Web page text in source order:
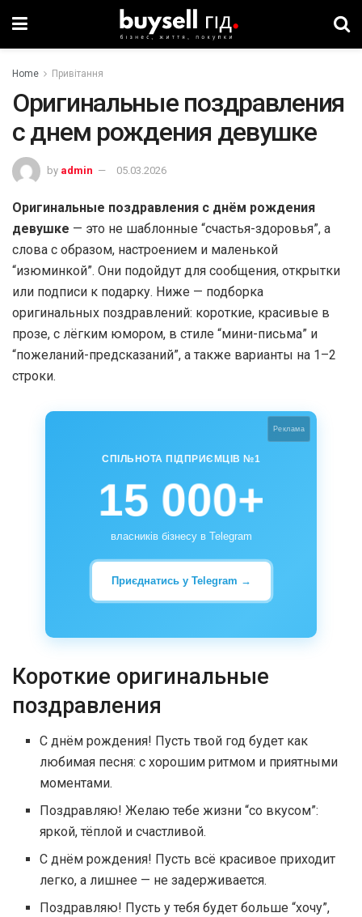
Home Привітання
Оригинальные поздравления
с днем рождения девушке
by admin 05.03.2026
Оригинальные поздравления с днём рождения
девушке — это не шаблонные “счастья-здоровья”, а
слова с образом, настроением и маленькой
“изюминкой”. Они подойдут для сообщения, открытки
или подписи к подарку. Ниже — подборка
оригинальных поздравлений: короткие, красивые в
прозе, с лёгким юмором, в стиле “мини-письма” и
“пожеланий-предсказаний”, а также варианты на 1–2
строки.
Реклама
СПІЛЬНОТА ПІДПРИЄМЦІВ №1
15 000+
власників бізнесу в Telegram
Приєднатись у Telegram →
Короткие оригинальные
поздравления
С днём рождения! Пусть твой год будет как
любимая песня: с хорошим ритмом и приятными
моментами.
Поздравляю! Желаю тебе жизни “со вкусом”:
яркой, тёплой и счастливой.
С днём рождения! Пусть всё красивое приходит
легко, а лишнее — не задерживается.
Поздравляю! Пусть у тебя будет больше “хочу”,